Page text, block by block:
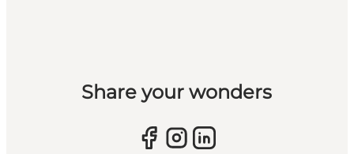
Share your wonders